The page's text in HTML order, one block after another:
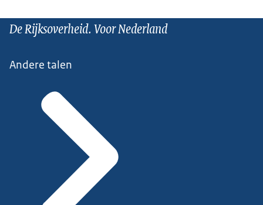
De Rijksoverheid. Voor Nederland
Andere talen